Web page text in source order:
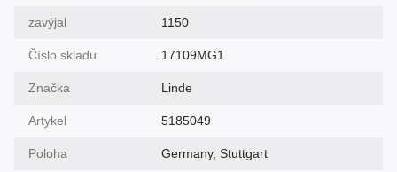
zavýjal 1150
Číslo skladu 17109MG1
Značka Linde
Artykel 5185049
Poloha Germany, Stuttgart